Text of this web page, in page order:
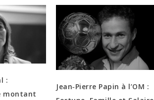
:
montant
Jean‑Pierre Papin à l’OM :